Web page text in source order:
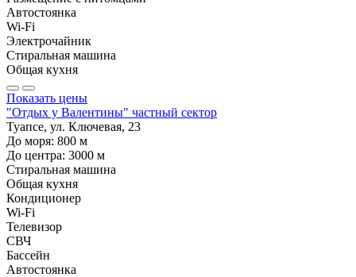
Автостоянка
Wi-Fi
Электрочайник
Стиральная машина
Общая кухня
Показать цены
"Отдых у Валентины" частный сектор
Туапсе, ул. Ключевая, 23
До моря: 800 м
До центра: 3000 м
Стиральная машина
Общая кухня
Кондиционер
Wi-Fi
Телевизор
СВЧ
Бассейн
Автостоянка